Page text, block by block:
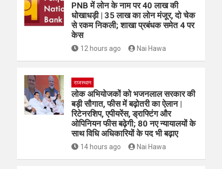
PNB में लोन के नाम पर 40 लाख की
धोखाधड़ी | 35 लाख का लोन मंजूर, दो चेक
से रकम निकली; शाखा प्रबंधक समेत 4 पर
केस
12 hours ago Nai Hawa
राजस्थान
लोक अभियोजकों को भजनलाल सरकार की
बड़ी सौगात, फीस में बढ़ोतरी का ऐलान |
रिटेनरशिप, एपीयरेंस, ड्राफ्टिंग और
ओपिनियन फीस बढ़ेगी; 80 नए न्यायालयों के
साथ विधि अधिकारियों के पद भी बढ़ाए
14 hours ago Nai Hawa